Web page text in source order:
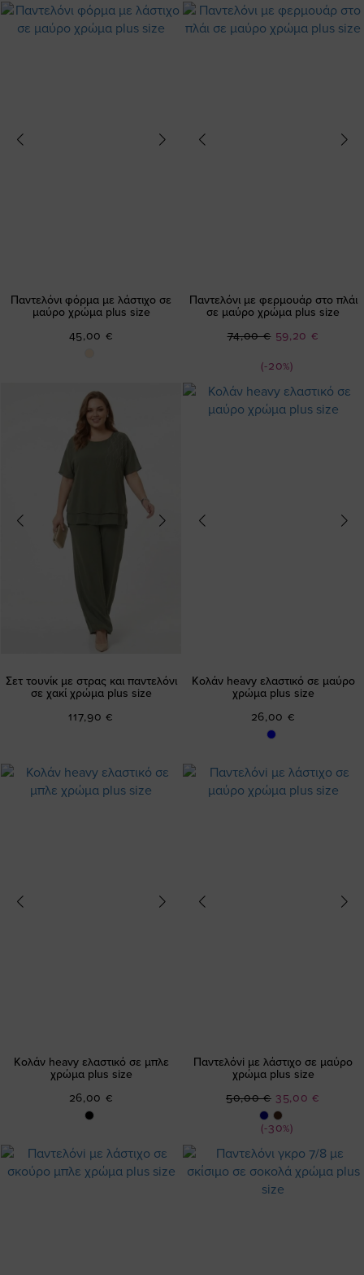
Παντελόνι φόρμα με λάστιχο σε
μαύρο χρώμα plus size
45,00 €
Παντελόνι με φερμουάρ στο πλάι
σε μαύρο χρώμα plus size
(-20%)
Ειδική
59,20 €
74,00 €
Σετ τουνίκ με στρας και παντελόνι
σε χακί χρώμα plus size
117,90 €
Κολάν heavy ελαστικό σε μαύρο
χρώμα plus size
26,00 €
Κολάν heavy ελαστικό σε μπλε
χρώμα plus size
26,00 €
Παντελόνi με λάστιχο σε μαύρο
χρώμα plus size
(-30%)
Ειδική
Τιμή
35,00 €
50,00 €